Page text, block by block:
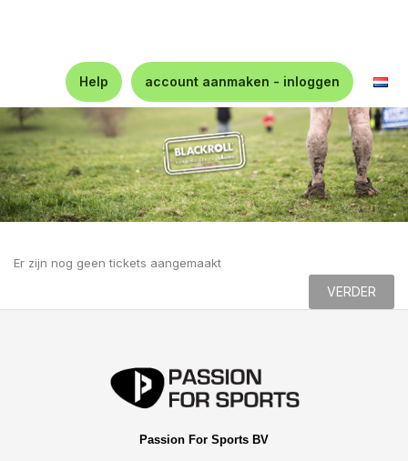
Help account aanmaken - inloggen
Er zijn nog geen tickets aangemaakt
VERDER
Passion For Sports BV